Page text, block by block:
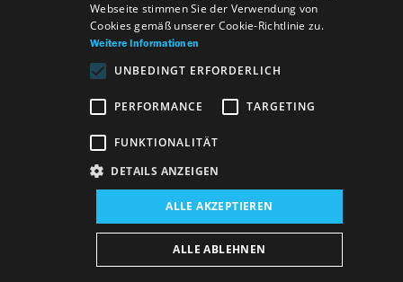
des SND zu erhalten.
Verzeichnis
Allgemeine Geschäftsbedingungen
Vyhlásenie o prístupnosti DE
Majetok štátu DE
Datenschutzerklärung
Wezeo Altamira
Webseite stimmen Sie der Verwendung von
Cookies gemäß unserer Cookie-Richtlinie zu.
Weitere Informationen
UNBEDINGT ERFORDERLICH
PERFORMANCE TARGETING
FUNKTIONALITÄT
DETAILS ANZEIGEN
ALLE AKZEPTIEREN
ALLE ABLEHNEN